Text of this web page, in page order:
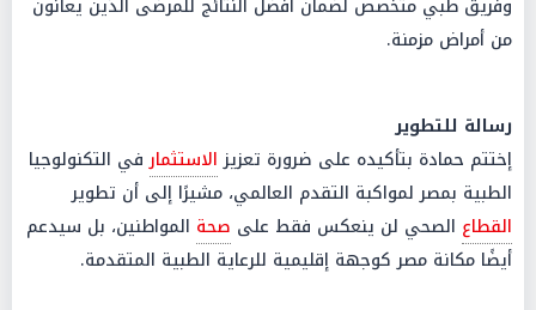
وفريق طبي متخصص لضمان أفضل النتائج للمرضى الذين يعانون
من أمراض مزمنة.
رسالة للتطوير
إختتم حمادة بتأكيده على ضرورة تعزيزالاستثمارفي التكنولوجيا
الطبية بمصر لمواكبة التقدم العالمي، مشيرًا إلى أن تطوير
القطاع الصحي لن ينعكس فقط على صحة المواطنين، بل سيدعم
أيضًا مكانة مصر كوجهة إقليمية للرعاية الطبية المتقدمة.